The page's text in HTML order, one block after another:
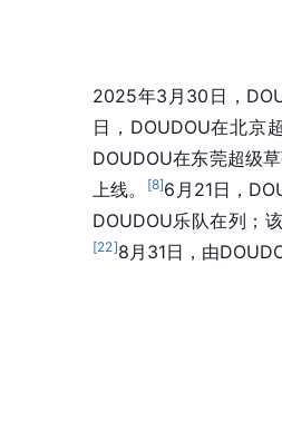
2025年3月30日，
日，DOUDOU在北京
DOUDOU在东莞超级
上线。
[8]6月21日，
DOUDOU乐队在列；
[22]